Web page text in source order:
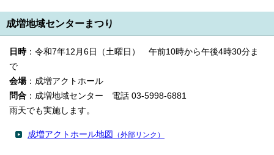
成増地域センターまつり
日時：令和7年12月6日（土曜日） 午前10時から午後4時30分ま
で
会場：成増アクトホール
問合 ：成増地域センター 電話 03-5998-6881
雨天でも実施します。
成増アクトホール地図 （外部リンク）